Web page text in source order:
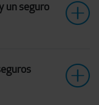
un seguro